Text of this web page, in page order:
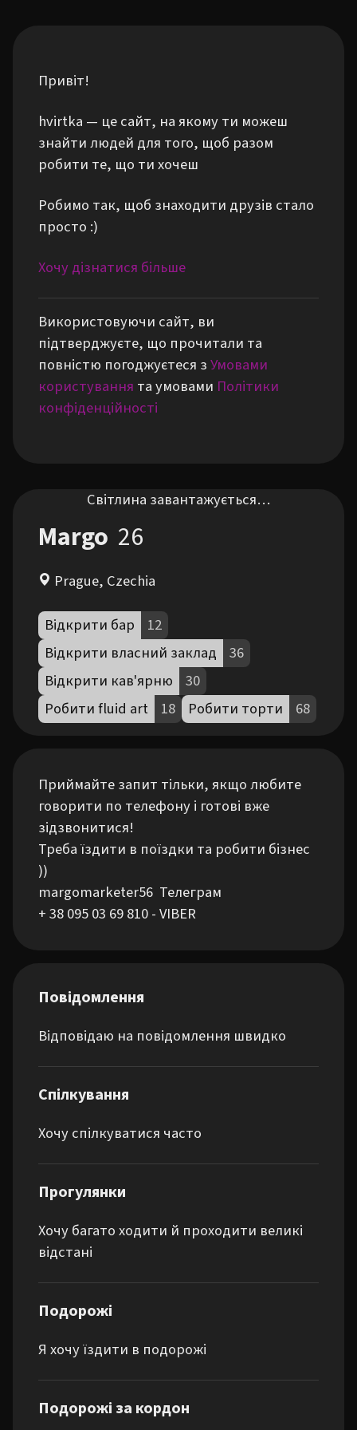
Привіт!
hvirtka — це сайт, на якому ти можеш
знайти людей для того, щоб разом
робити те, що ти хочеш
Робимо так, щоб знаходити друзів стало
просто :)
Хочу дізнатися більше
Використовуючи сайт, ви
підтверджуєте, що прочитали та
повністю погоджуєтеся зУмовами
користування та умовами Політики
конфіденційності
Світлина завантажується…
Margo 26
Prague, Czechia
Відкрити бар
12
Відкрити власний заклад
36
Відкрити кав'ярню
30
Робити fluid art
18 Робити торти 68
Приймайте запит тільки, якщо любите
говорити по телефону і готові вже
зідзвонитися!
Треба їздити в поїздки та робити бізнес
))
margomarketer56  Телеграм
+ 38 095 03 69 810 - VIBER
Повідомлення
Відповідаю на повідомлення швидко
Спілкування
Хочу спілкуватися часто
Прогулянки
Хочу багато ходити й проходити великі
відстані
Подорожі
Я хочу їздити в подорожі
Подорожі за кордон